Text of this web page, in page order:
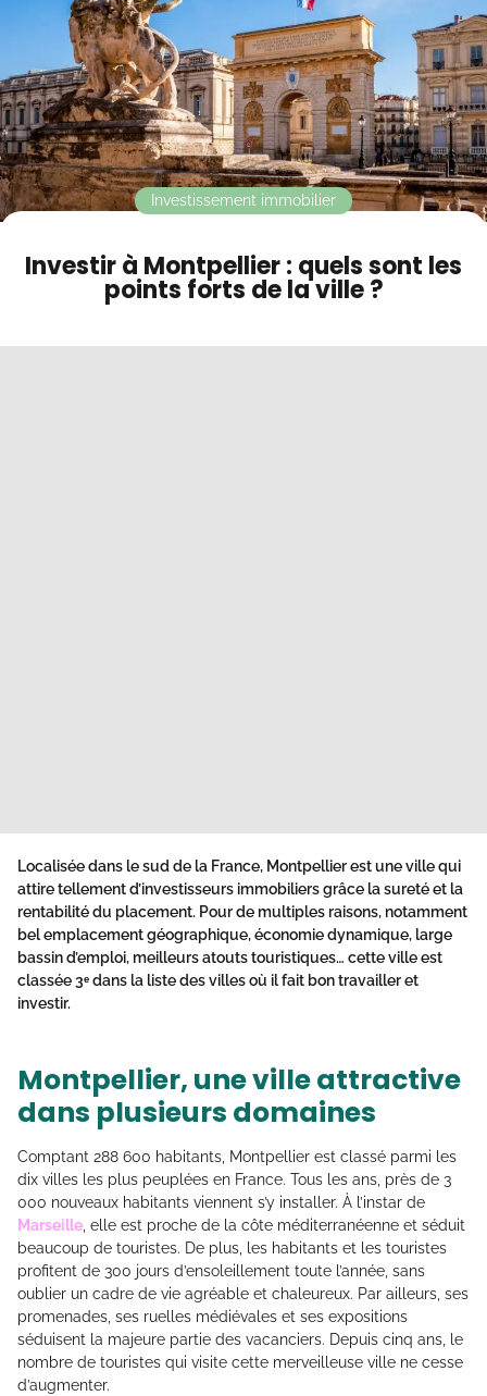
Contact
Mode sombre
Investir à Montpellier : quels sont les
points forts de la ville ?
Investissement immobilier
Localisée dans le sud de la France, Montpellier est une ville qui
attire tellement d’investisseurs immobiliers grâce la sureté et la
rentabilité du placement. Pour de multiples raisons, notamment
bel emplacement géographique, économie dynamique, large
bassin d’emploi, meilleurs atouts touristiques… cette ville est
classée 3ᵉ dans la liste des villes où il fait bon travailler et
investir.
Montpellier, une ville attractive
dans plusieurs domaines
Comptant 288 600 habitants, Montpellier est classé parmi les
dix villes les plus peuplées en France. Tous les ans, près de 3
000 nouveaux habitants viennent s’y installer. À l’instar de
Marseille, elle est proche de la côte méditerranéenne et séduit
beaucoup de touristes. De plus, les habitants et les touristes
profitent de 300 jours d’ensoleillement toute l’année, sans
oublier un cadre de vie agréable et chaleureux. Par ailleurs, ses
promenades, ses ruelles médiévales et ses expositions
séduisent la majeure partie des vacanciers. Depuis cinq ans, le
nombre de touristes qui visite cette merveilleuse ville ne cesse
d’augmenter.